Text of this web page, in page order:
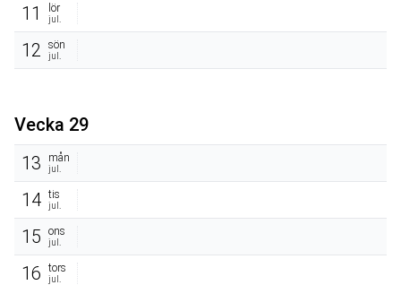
11 lör
jul.
12 sön
jul.
Vecka 29
13
mån
jul.
14 tis
jul.
15 ons
jul.
16 tors
jul.